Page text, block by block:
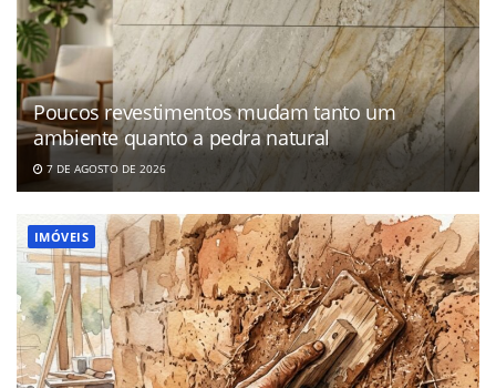
Poucos revestimentos mudam tanto um
ambiente quanto a pedra natural
7 DE AGOSTO DE 2026
IMÓVEIS